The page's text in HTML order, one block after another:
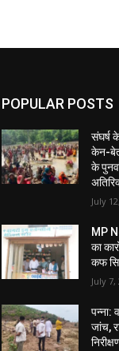
POPULAR POSTS
संघर्ष
केन-
के
July
MP
का
कफ
July 7,
पन्ना:
जांच,